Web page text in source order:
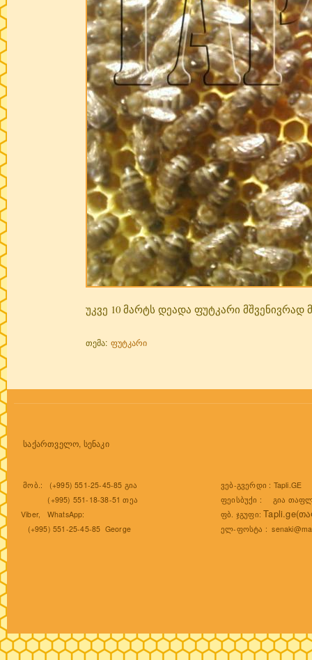
უკვე 10 მარტს დეადა ფუტკარი მშვენივრად
თემა: ფუტკარი
საქართველო, სენაკი
მობ.: (+995) 551-25-45-85 გია
(+995) 551-18-38-51 თეა
Viber, WhatsApp:
(+995) 551-25-45-85 George
ვებ-გვერდი : Tapli.GE
ფეისბუქი : გია
ფბ. ჯგუფი:
ელ-ფოსტა :